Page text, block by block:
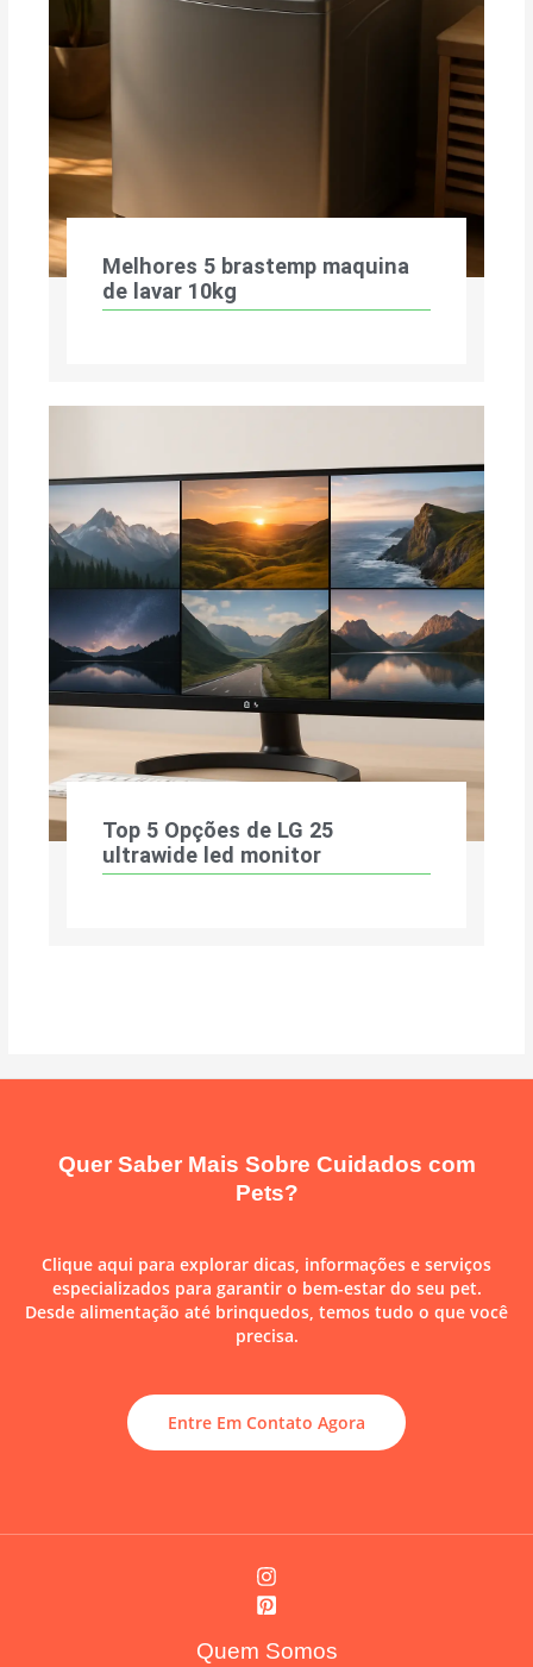
Melhores 5 brastemp maquina
de lavar 10kg
Top 5 Opções de LG 25
ultrawide led monitor
Quer Saber Mais Sobre Cuidados com
Pets?
Clique aqui para explorar dicas, informações e serviços
especializados para garantir o bem-estar do seu pet.
Desde alimentação até brinquedos, temos tudo o que você
precisa.
Entre Em Contato Agora
Quem Somos